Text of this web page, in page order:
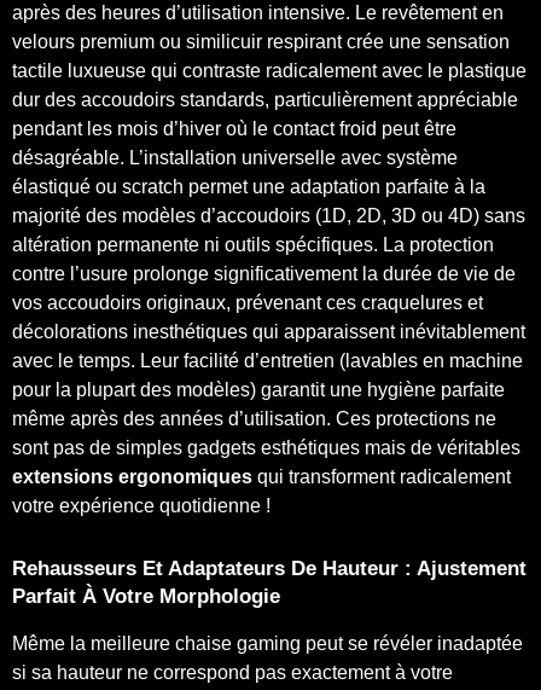
après des heures d’utilisation intensive. Le revêtement en
velours premium ou similicuir respirant crée une sensation
tactile luxueuse qui contraste radicalement avec le plastique
dur des accoudoirs standards, particulièrement appréciable
pendant les mois d’hiver où le contact froid peut être
désagréable. L’installation universelle avec système
élastiqué ou scratch permet une adaptation parfaite à la
majorité des modèles d’accoudoirs (1D, 2D, 3D ou 4D) sans
altération permanente ni outils spécifiques. La protection
contre l’usure prolonge significativement la durée de vie de
vos accoudoirs originaux, prévenant ces craquelures et
décolorations inesthétiques qui apparaissent inévitablement
avec le temps. Leur facilité d’entretien (lavables en machine
pour la plupart des modèles) garantit une hygiène parfaite
même après des années d’utilisation. Ces protections ne
sont pas de simples gadgets esthétiques mais de véritables
extensions ergonomiques qui transforment radicalement
votre expérience quotidienne !
Rehausseurs Et Adaptateurs De Hauteur : Ajustement
Parfait À Votre Morphologie
Même la meilleure chaise gaming peut se révéler inadaptée
si sa hauteur ne correspond pas exactement à votre